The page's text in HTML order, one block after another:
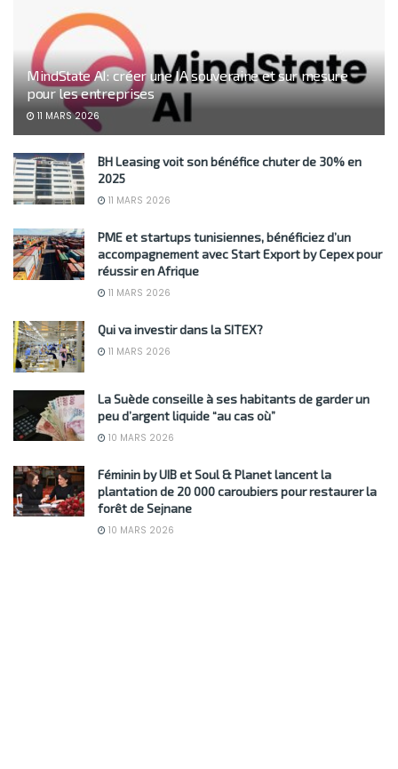
MindState AI: créer une IA souveraine et sur mesure
pour les entreprises
11 MARS 2026
BH Leasing voit son bénéfice chuter de 30% en
2025
11 MARS 2026
PME et startups tunisiennes, bénéficiez d’un
accompagnement avec Start Export by Cepex pour
réussir en Afrique
11 MARS 2026
Qui va investir dans la SITEX?
11 MARS 2026
La Suède conseille à ses habitants de garder un
peu d’argent liquide “au cas où”
10 MARS 2026
Féminin by UIB et Soul & Planet lancent la
plantation de 20 000 caroubiers pour restaurer la
forêt de Sejnane
10 MARS 2026